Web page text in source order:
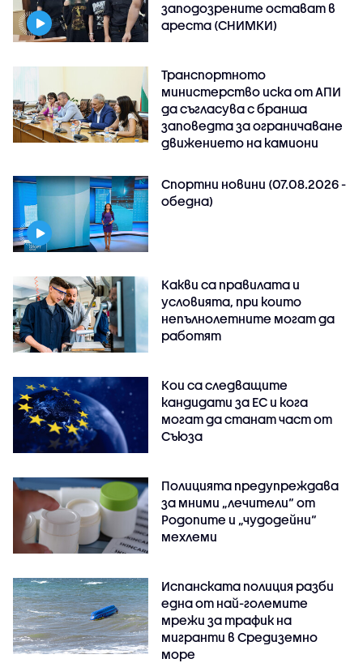
заподозрените остават в
ареста (СНИМКИ)
Транспортното
министерство иска от АПИ
да съгласува с бранша
заповедта за ограничаване
движението на камиони
Спортни новини (07.08.2026 -
обедна)
Какви са правилата и
условията, при които
непълнолетните могат да
работят
Кои са следващите
кандидати за ЕС и кога
могат да станат част от
Съюза
Полицията предупреждава
за мними „лечители“ от
Родопите и „чудодейни“
мехлеми
Испанската полиция разби
една от най-големите
мрежи за трафик на
мигранти в Средиземно
море